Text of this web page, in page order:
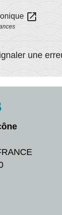
open_in_new
une